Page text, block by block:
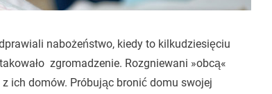
nabożeństwo, kiedy to kilkudziesięciu
zgromadzenie. Rozgniewani »obcą«
ich domów. Próbując bronić domu swojej